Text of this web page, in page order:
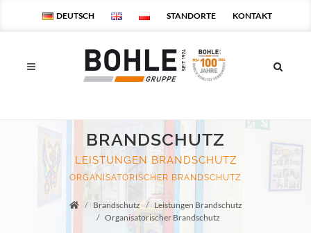
DEUTSCH STANDORTE KONTAKT
BRANDSCHUTZ
LEISTUNGEN BRANDSCHUTZ
ORGANISATORISCHER BRANDSCHUTZ
Startseite
Brandschutz
Leistungen Brandschutz
Organisatorischer Brandschutz